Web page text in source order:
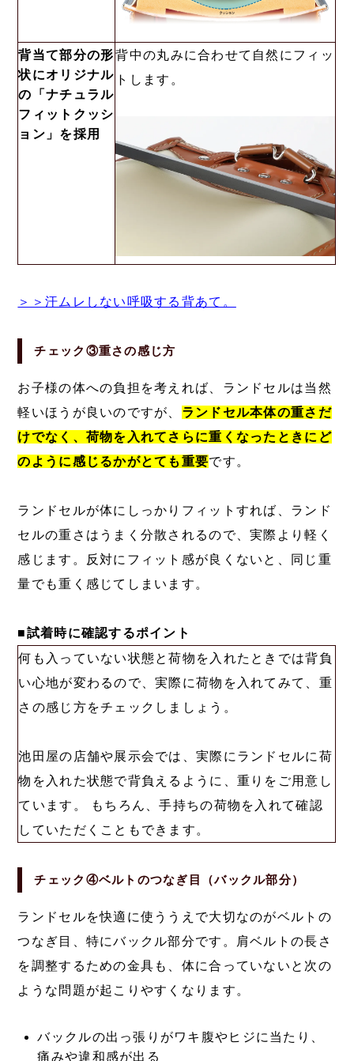
背当て部分の形
状にオリジナル
の「ナチュラル
フィットクッシ
ョン」を採用
背中の丸みに合わせて自然にフィッ
トします。
＞＞汗ムレしない呼吸する背あて。
チェック③重さの感じ方
お子様の体への負担を考えれば、ランドセルは当然
軽いほうが良いのですが、 ランドセル本体の重さだ
けでなく、荷物を入れてさらに重くなったときにど
のように感じるかがとても重要です。
ランドセルが体にしっかりフィットすれば、ランド
セルの重さはうまく分散されるので、実際より軽く
感じます。反対にフィット感が良くないと、同じ重
量でも重く感じてしまいます。
■試着時に確認するポイント
何も入っていない状態と荷物を入れたときでは背負
い心地が変わるので、実際に荷物を入れてみて、重
さの感じ方をチェックしましょう。
池田屋の店舗や展示会では、実際にランドセルに荷
物を入れた状態で背負えるように、重りをご用意し
ています。 もちろん、手持ちの荷物を入れて確認
していただくこともできます。
チェック④ベルトのつなぎ目（バックル部分）
ランドセルを快適に使ううえで大切なのがベルトの
つなぎ目、特にバックル部分です。肩ベルトの長さ
を調整するための金具も、体に合っていないと次の
ような問題が起こりやすくなります。
バックルの出っ張りがワキ腹やヒジに当たり、
痛みや違和感が出る